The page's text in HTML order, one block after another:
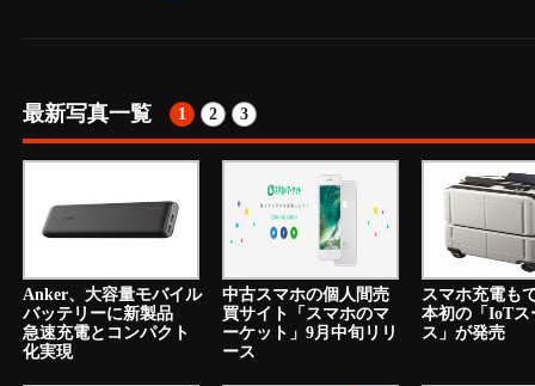
最新写真一覧 1 2 3
Anker、大容量モバイル
バッテリーに新製品
急速充電とコンパクト
化実現
中古スマホの個人間売
買サイト「スマホのマ
ーケット」9月中旬リリ
ース
スマホ充電も
本初の「IoTス
ス」が発売